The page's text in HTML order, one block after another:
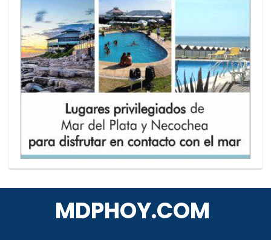
MDPHOY.COM